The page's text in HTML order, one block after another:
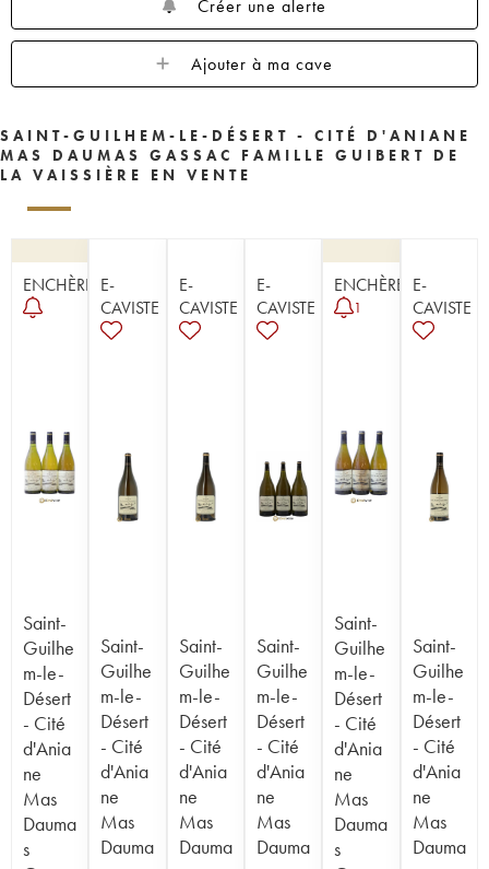
Créer une alerte
Ajouter à ma cave
SAINT-GUILHEM-LE-DÉSERT - CITÉ D'ANIANE
MAS DAUMAS GASSAC FAMILLE GUIBERT DE
LA VAISSIÈRE EN VENTE
ENCHÈRE
Saint-
Guilhe
m-le-
Désert
- Cité
d'Ania
ne
Mas
Dauma
s
E-
CAVISTE
Saint-
Guilhe
m-le-
Désert
- Cité
d'Ania
ne
Mas
Dauma
E-
CAVISTE
Saint-
Guilhe
m-le-
Désert
- Cité
d'Ania
ne
Mas
Dauma
E-
CAVISTE
Saint-
Guilhe
m-le-
Désert
- Cité
d'Ania
ne
Mas
Dauma
ENCHÈRE
1
Saint-
Guilhe
m-le-
Désert
- Cité
d'Ania
ne
Mas
Dauma
s
E-
CAVISTE
Saint-
Guilhe
m-le-
Désert
- Cité
d'Ania
ne
Mas
Dauma